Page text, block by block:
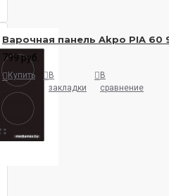
Варочная панель Akpo PIA 60
799 руб.
Купить
В
закладки
В
сравнение